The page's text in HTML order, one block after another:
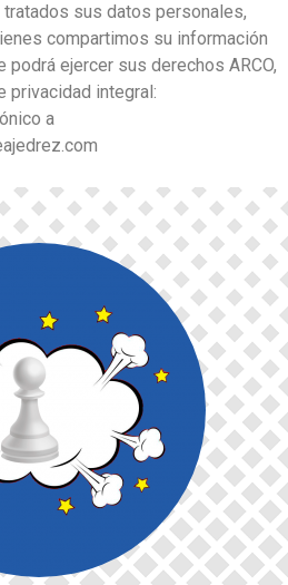
sus datos personales,
compartimos su información
podrá ejercer sus derechos ARCO,
privacidad integral:
a